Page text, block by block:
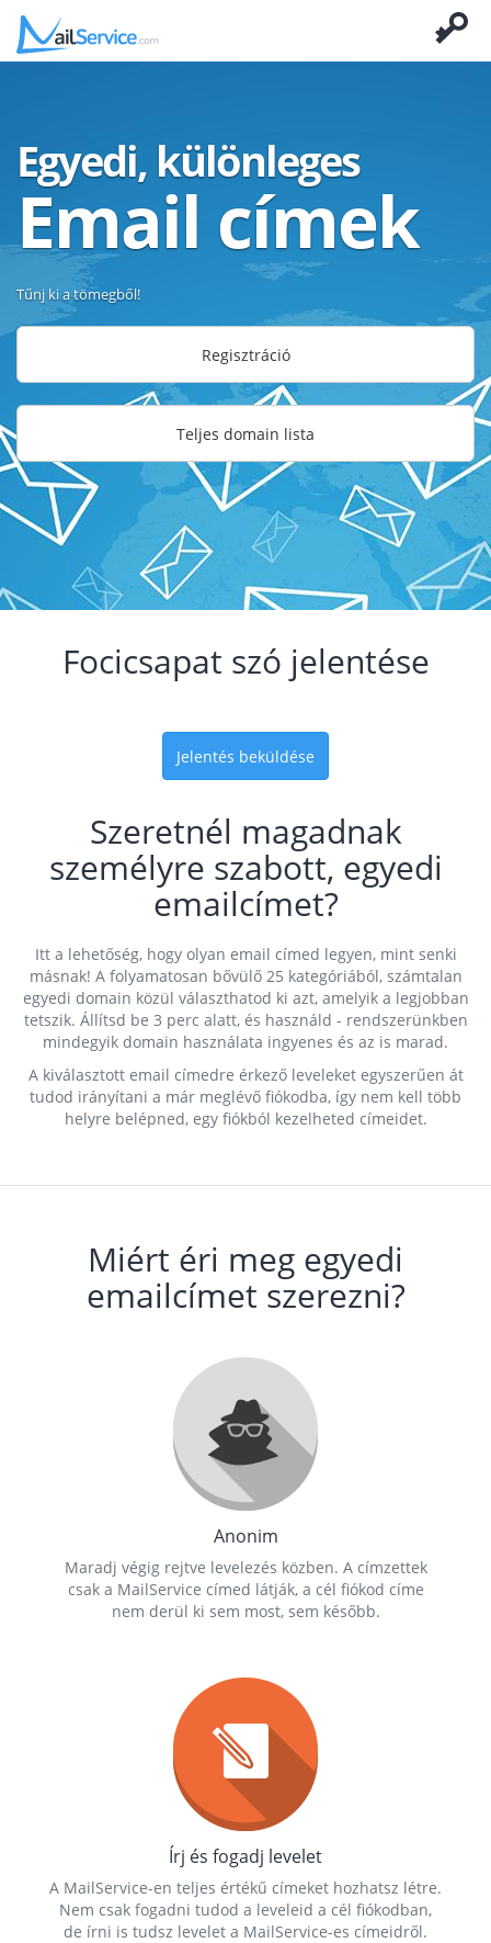
Egyedi, különleges
Email címek
Tűnj ki a tömegből!
Regisztráció
Teljes domain lista
Focicsapat szó jelentése
Jelentés beküldése
Szeretnél magadnak
személyre szabott, egyedi
emailcímet?
Itt a lehetőség, hogy olyan email címed legyen, mint senki
másnak! A folyamatosan bővülő 25 kategóriából, számtalan
egyedi domain közül választhatod ki azt, amelyik a legjobban
tetszik. Állítsd be 3 perc alatt, és használd - rendszerünkben
mindegyik domain használata ingyenes és az is marad.
A kiválasztott email címedre érkező leveleket egyszerűen át
tudod irányítani a már meglévő fiókodba, így nem kell több
helyre belépned, egy fiókból kezelheted címeidet.
Miért éri meg egyedi
emailcímet szerezni?
Anonim
Maradj végig rejtve levelezés közben. A címzettek
csak a MailService címed látják, a cél fiókod címe
nem derül ki sem most, sem később.
Írj és fogadj levelet
A MailService-en teljes értékű címeket hozhatsz létre.
Nem csak fogadni tudod a leveleid a cél fiókodban,
de írni is tudsz levelet a MailService-es címeidről.